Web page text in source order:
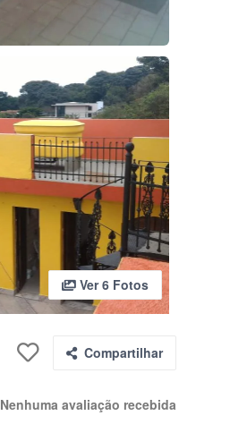
Ver 6 Fotos
Compartilhar
Nenhuma avaliação recebida